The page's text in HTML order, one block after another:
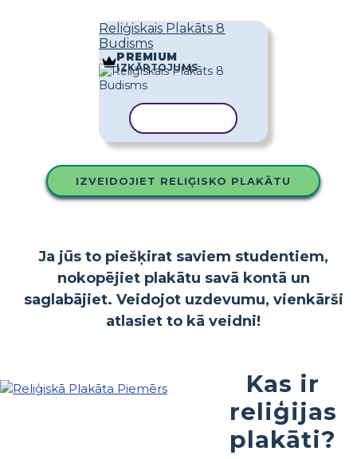
Reliģiskais Plakāts 8
Budisms
PREMIUM
IZKĀRTOJUMS
IZVEIDOJIET RELIĢISKO PLAKĀTU
Ja jūs to piešķirat saviem studentiem,
nokopējiet plakātu savā kontā un
saglabājiet. Veidojot uzdevumu, vienkārši
atlasiet to kā veidni!
Kas ir
reliģijas
plakāti?